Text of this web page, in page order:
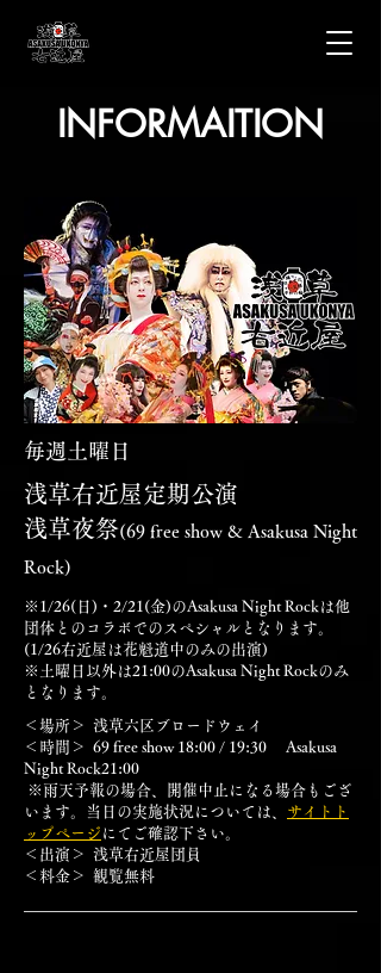
​INFORMAITION
毎週土曜日
浅草右近屋定期公演
浅草夜祭(69 free show & Asakusa Night
Rock)
​※1/26(日)・2/21(金)のAsakusa Night Rockは他
団体とのコラボでのスペシャルとなります。
(1/26右近屋は花魁道中のみの出演)
​※土曜日以外は21:00のAsakusa Night Rockのみ
となります。
＜場所＞ 浅草六区ブロードウェイ
＜時間＞ 69 free show 18:00 / 19:30 Asakusa
Night Rock21:00
※雨天予報の場合、開催中止になる場合もござ
います。当日の実施状況については、 サイトト
ップページ にてご確認下さい。
＜出演＞
浅草右近屋団員
＜料金＞ 観覧無料